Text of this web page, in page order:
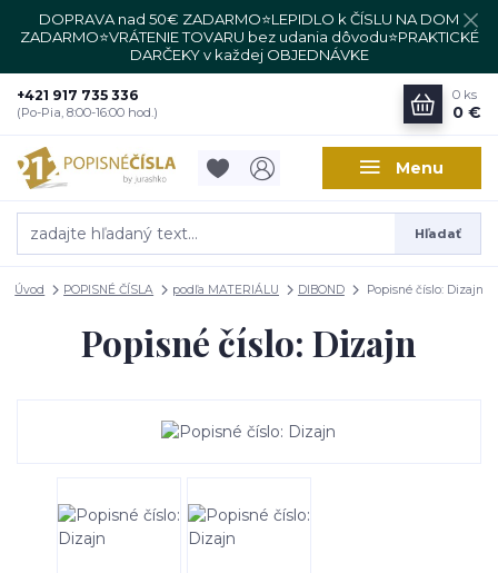
DOPRAVA nad 50€ ZADARMO⭐LEPIDLO k ČÍSLU NA DOM
ZADARMO⭐VRÁTENIE TOVARU bez udania dôvodu⭐PRAKTICKÉ
DARČEKY v každej OBJEDNÁVKE
Menu
Hľadať
+421 917 735 336
(Po-Pia, 8:00-16:00 hod.)
0 ks
0 €
Úvod POPISNÉ ČÍSLA podľa MATERIÁLU DIBOND Popisné číslo: Dizajn
Popisné číslo: Dizajn